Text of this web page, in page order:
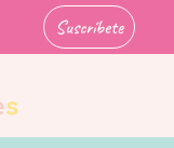
Suscríbete